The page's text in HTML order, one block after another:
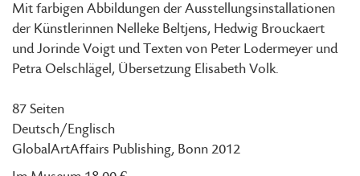
Mit farbigen Abbildungen der Ausstellungsinstallationen
der Künstlerinnen Nelleke Beltjens, Hedwig Brouckaert
und Jorinde Voigt und Texten von Peter Lodermeyer und
Petra Oelschlägel, Übersetzung Elisabeth Volk.
87 Seiten
Deutsch/Englisch
GlobalArtAffairs Publishing, Bonn 2012